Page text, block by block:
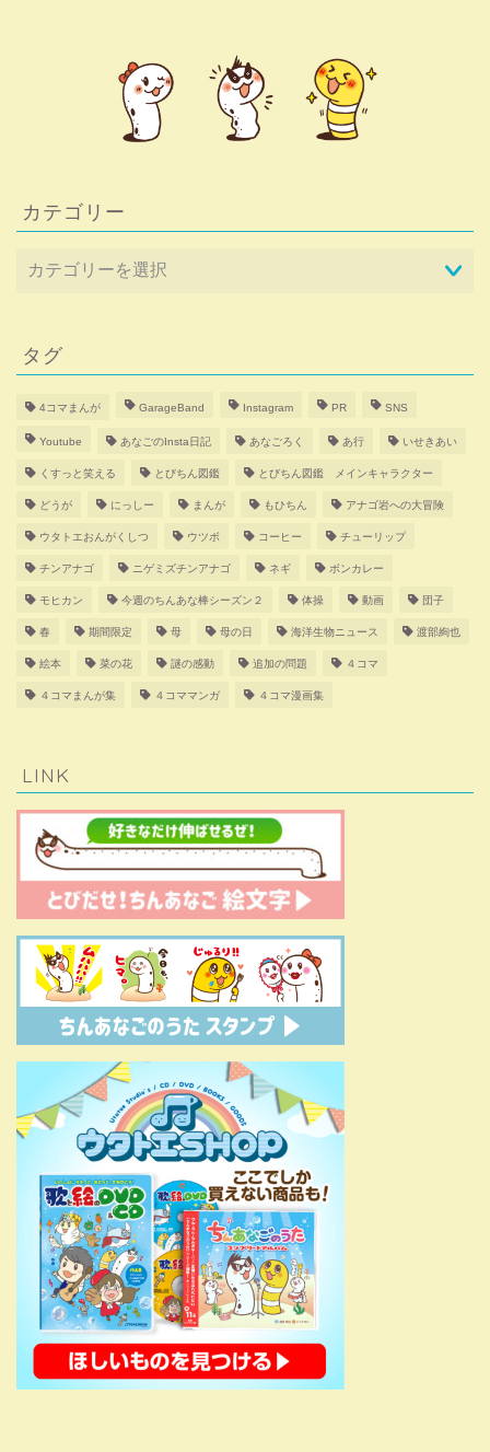
カテゴリー
タグ
4コマまんが GarageBand Instagram PR SNS
Youtube あなごのInsta日記 あなごろく あ行 いせきあい
くすっと笑える とびちん図鑑 とびちん図鑑 メインキャラクター
どうが にっしー まんが もひちん アナゴ岩への大冒険
ウタトエおんがくしつ ウツボ コーヒー チューリップ
チンアナゴ ニゲミズチンアナゴ ネギ ボンカレー
モヒカン 今週のちんあな棒シーズン２ 体操 動画 団子
春 期間限定 母 母の日 海洋生物ニュース 渡部絢也
絵本 菜の花 謎の感動 追加の問題 ４コマ
４コマまんが集 ４コママンガ ４コマ漫画集
LINK